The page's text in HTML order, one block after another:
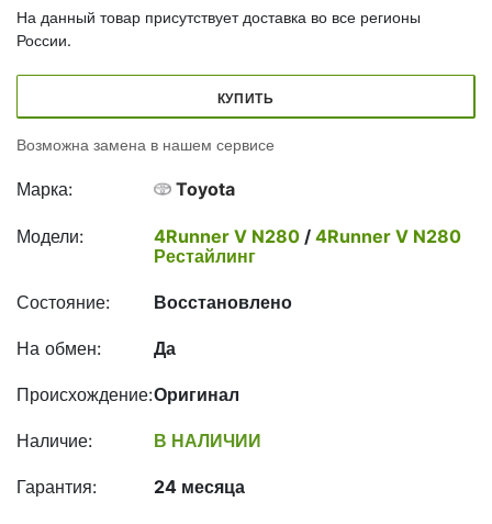
На данный товар присутствует доставка во все регионы
России.
КУПИТЬ
Возможна замена в нашем сервисе
Марка: Toyota
Модели: 4Runner V N280 / 4Runner V N280
Рестайлинг
Состояние: Восстановлено
На обмен: Да
Происхождение:Оригинал
Наличие: В НАЛИЧИИ
Гарантия: 24 месяца